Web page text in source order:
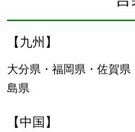
【九州】
大分県・福岡県・佐賀
島県
【中国】